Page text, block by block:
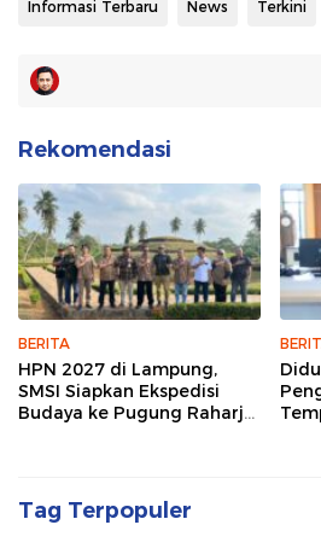
Informasi Terbaru News Terkini
Rekomendasi
BERITA
HPN 2027 di Lampung,
SMSI Siapkan Ekspedisi
Budaya ke Pugung Raharjo
Tag Terpopuler